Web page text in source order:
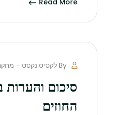
By לקסיס נקסט - מחקר וחיפוש משפטי
סיכום
החוזים